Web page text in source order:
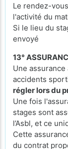
Le rendez-
l'activité du
Si le lieu du
envoyé
13°
Une assurance
accidents
régler lors du
Une fois
stages sont
l’Asbl, et ce
Cette
du contrat